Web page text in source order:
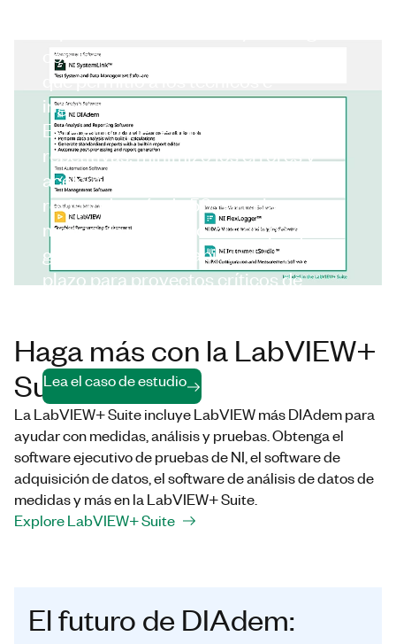
con las bases de datos del CERN, lo
que permitió a los técnicos e
ingenieros colaborar sin problemas.
Este enfoque redujo las tareas
repetitivas, minimizó los errores y
aceleró las comparaciones visuales,
revisando más de 50 parcelas en
menos de un minuto, al tiempo que
garantizaba la trazabilidad a largo
plazo para proyectos críticos de
Lea el caso de estudio
Haga más con la LabVIEW+
Suite
La LabVIEW+ Suite incluye LabVIEW más DIAdem para
ayudar con medidas, análisis y pruebas. Obtenga el
software ejecutivo de pruebas de NI, el software de
adquisición de datos, el software de análisis de datos de
medidas y más en la LabVIEW+ Suite.
Explore LabVIEW+ Suite
El futuro de DIAdem: